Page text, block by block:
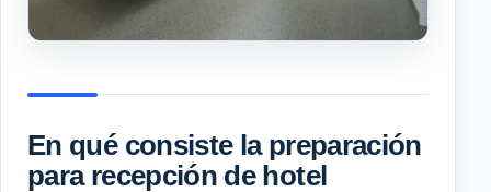
En qué consiste la preparación
para recepción de hotel